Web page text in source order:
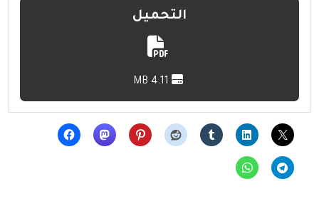
التحميل